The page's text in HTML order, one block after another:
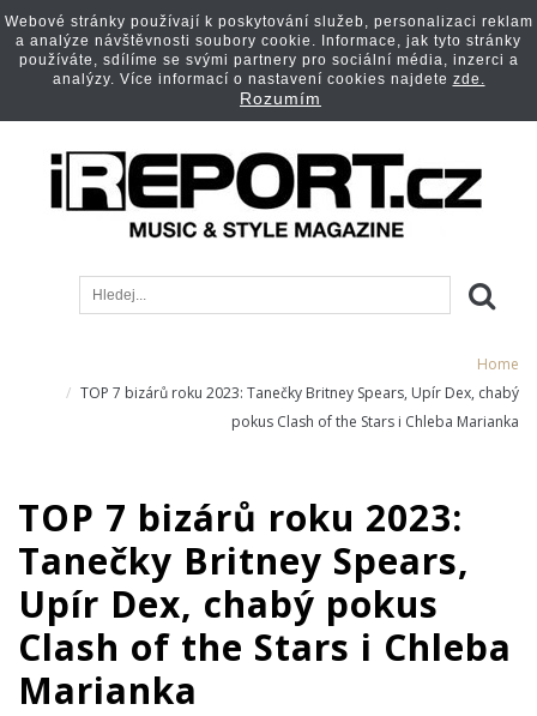
Home
TOP 7 bizárů roku 2023: Tanečky Britney Spears, Upír Dex, chabý
pokus Clash of the Stars i Chleba Marianka
TOP 7 bizárů roku 2023:
Tanečky Britney Spears,
Upír Dex, chabý pokus
Clash of the Stars i Chleba
Marianka
Webové stránky používají k poskytování služeb, personalizaci reklam
a analýze návštěvnosti soubory cookie. Informace, jak tyto stránky
používáte, sdílíme se svými partnery pro sociální média, inzerci a
analýzy. Více informací o nastavení cookies najdete zde.
Rozumím